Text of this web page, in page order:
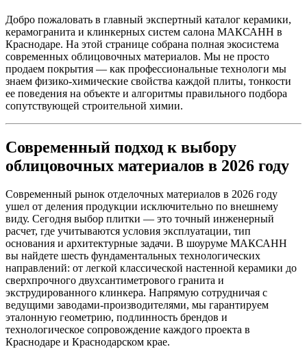
Добро пожаловать в главный экспертный каталог керамики,
керамогранита и клинкерных систем салона МАКСАНН в
Краснодаре. На этой странице собрана полная экосистема
современных облицовочных материалов. Мы не просто
продаем покрытия — как профессиональные технологи мы
знаем физико-химические свойства каждой плиты, тонкости
ее поведения на объекте и алгоритмы правильного подбора
сопутствующей строительной химии.
Современный подход к выбору
облицовочных материалов в 2026 году
Современный рынок отделочных материалов в 2026 году
ушел от деления продукции исключительно по внешнему
виду. Сегодня выбор плитки — это точный инженерный
расчет, где учитываются условия эксплуатации, тип
основания и архитектурные задачи. В шоуруме МАКСАНН
вы найдете шесть фундаментальных технологических
направлений: от легкой классической настенной керамики до
сверхпрочного двухсантиметрового гранита и
экструдированного клинкера. Напрямую сотрудничая с
ведущими заводами‑производителями, мы гарантируем
эталонную геометрию, подлинность брендов и
технологическое сопровождение каждого проекта в
Краснодаре и Краснодарском крае.